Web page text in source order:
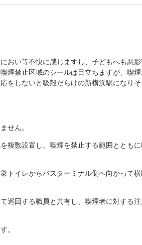
おい等不快に感じますし、子どもへも悪
煙禁止区域のシールは目立ちますが、喫
をしないと吸殻だらけの新横浜駅になり
せん。
複数設置し、喫煙を禁止する範囲ととも
トイレからバスターミナル側へ向かって
巡回する職員と共有し、喫煙者に対する
。